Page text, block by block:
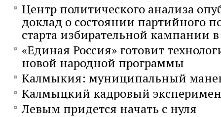
Центр политического анализа
доклад о состоянии партийного
старта избирательной кампании
«Единая Россия» готовит
новой народной программы
Калмыкия: муниципальный
Калмыцкий кадровый
Левым придется начать с нуля